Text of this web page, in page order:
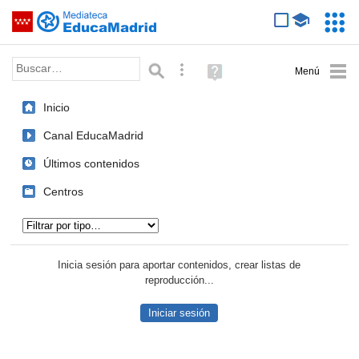
Saltar navegación
Palabra o frase: Búsqueda avanzada
Ayuda
(en
Inicio
Canal EducaMadrid
Últimos contenidos
Centros
Inicia sesión para aportar contenidos, crear listas de
reproducción...
Iniciar sesión